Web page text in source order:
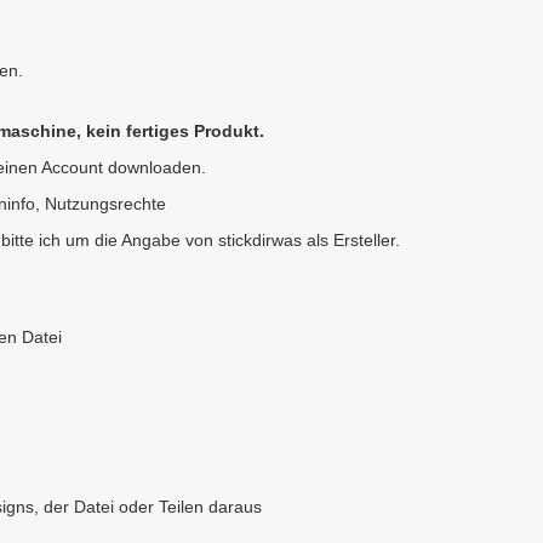
kein fertiges Produkt.
Account downloaden.
Nutzungsrechte
ich um die Angabe von stickdirwas als Ersteller.
Datei
der Datei oder Teilen daraus